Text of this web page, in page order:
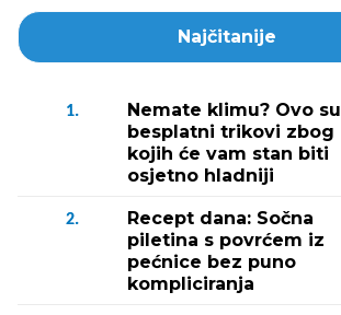
Najčitanije
1.
Nemate klimu? Ovo su
besplatni trikovi zbog
kojih će vam stan biti
osjetno hladniji
2.
Recept dana: Sočna
piletina s povrćem iz
pećnice bez puno
kompliciranja